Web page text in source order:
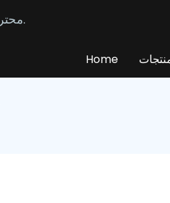
محترفون في تصنيع وتوريد كابلات الألياف الضوئية المخصصة منذ عام 2014.
Home